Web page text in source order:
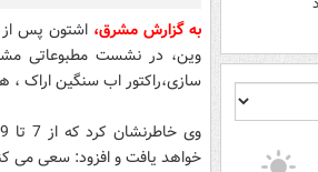
به گزارش مشرق،
وین، در نشست مطبوعاتی
سازی،راکتور اب سنگین اراک
خواهد یافت و افزود: سعی می